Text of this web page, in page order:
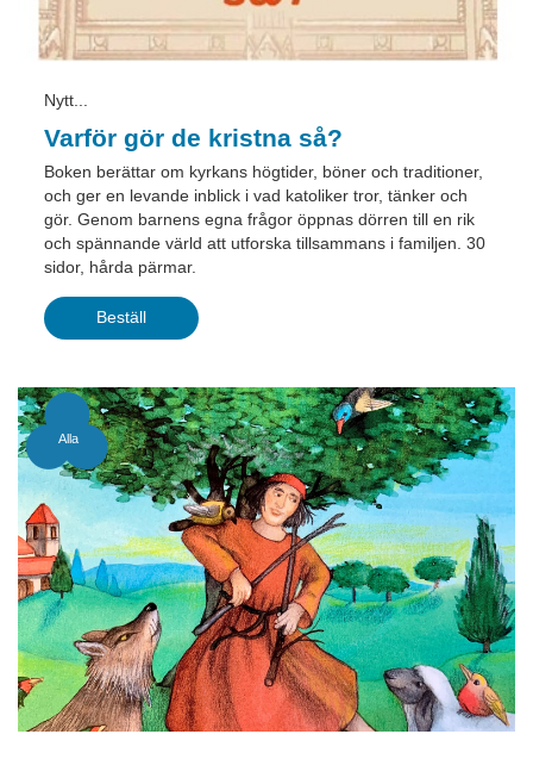
Nytt...
Varför gör de kristna så?
Boken berättar om kyrkans högtider, böner och traditioner,
och ger en levande inblick i vad katoliker tror, tänker och
gör. Genom barnens egna frågor öppnas dörren till en rik
och spännande värld att utforska tillsammans i familjen. 30
sidor, hårda pärmar.
Beställ
Alla